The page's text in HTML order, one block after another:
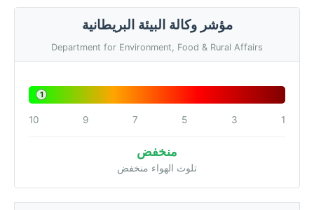
مؤشر وكالة البيئة البريطانية
Department for Environment, Food & Rural Affairs
1
1
3
5
7
9
10
منخفض
تلوث الهواء منخفض